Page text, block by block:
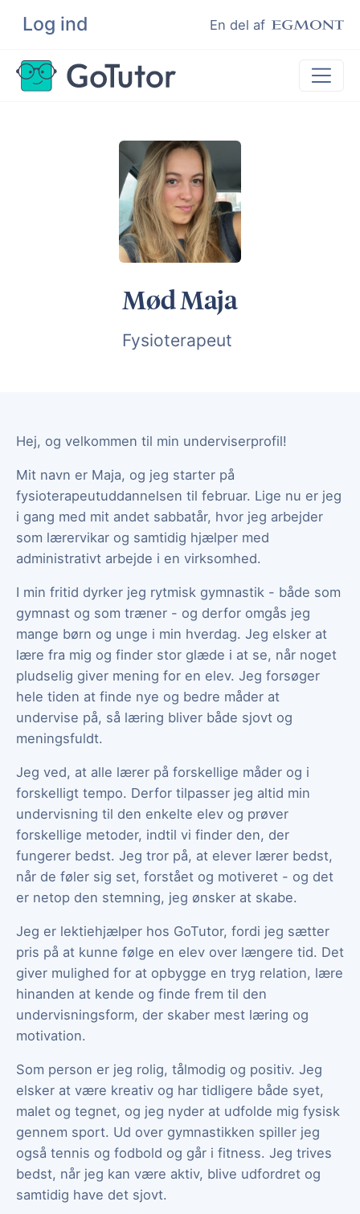
Log ind En del af
Søg
Lektiehjælp
Eksamenshjælp
Hjælp til ordblinde
Kundeudtalelser
Undervisere
Mød Maja
Fysioterapeut
Hej, og velkommen til min underviserprofil!
Mit navn er Maja, og jeg starter på
fysioterapeutuddannelsen til februar. Lige nu er jeg
i gang med mit andet sabbatår, hvor jeg arbejder
som lærervikar og samtidig hjælper med
administrativt arbejde i en virksomhed.
I min fritid dyrker jeg rytmisk gymnastik - både som
gymnast og som træner - og derfor omgås jeg
mange børn og unge i min hverdag. Jeg elsker at
lære fra mig og finder stor glæde i at se, når noget
pludselig giver mening for en elev. Jeg forsøger
hele tiden at finde nye og bedre måder at
undervise på, så læring bliver både sjovt og
meningsfuldt.
Jeg ved, at alle lærer på forskellige måder og i
forskelligt tempo. Derfor tilpasser jeg altid min
undervisning til den enkelte elev og prøver
forskellige metoder, indtil vi finder den, der
fungerer bedst. Jeg tror på, at elever lærer bedst,
når de føler sig set, forstået og motiveret - og det
er netop den stemning, jeg ønsker at skabe.
Jeg er lektiehjælper hos GoTutor, fordi jeg sætter
pris på at kunne følge en elev over længere tid. Det
giver mulighed for at opbygge en tryg relation, lære
hinanden at kende og finde frem til den
undervisningsform, der skaber mest læring og
motivation.
Som person er jeg rolig, tålmodig og positiv. Jeg
elsker at være kreativ og har tidligere både syet,
malet og tegnet, og jeg nyder at udfolde mig fysisk
gennem sport. Ud over gymnastikken spiller jeg
også tennis og fodbold og går i fitness. Jeg trives
bedst, når jeg kan være aktiv, blive udfordret og
samtidig have det sjovt.